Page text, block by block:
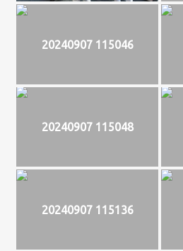
20240907 115046
20240907 115048
20240907 115136